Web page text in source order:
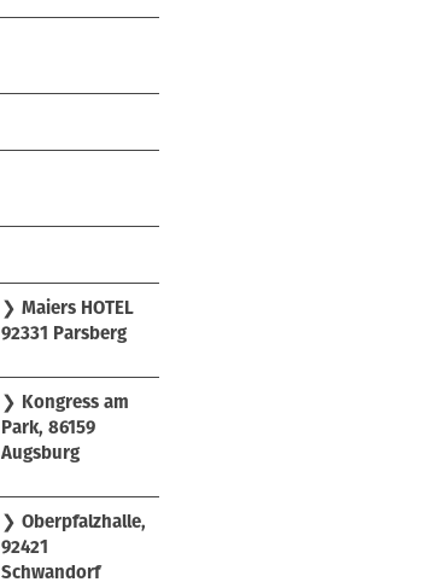
❯ Maiers HOTEL
92331 Parsberg
❯ Kongress am
Park, 86159
Augsburg
❯ Oberpfalzhalle,
92421
Schwandorf